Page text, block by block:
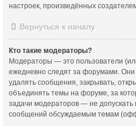
настроек, произведённых
Вернуться к началу
Кто такие модераторы?
Модераторы — это пользователи
ежедневно следят за форумами.
удалять сообщения, закрывать,
объединять темы на форуме, за
задачи модераторов — не допускать
сообщений обсуждаемым темам